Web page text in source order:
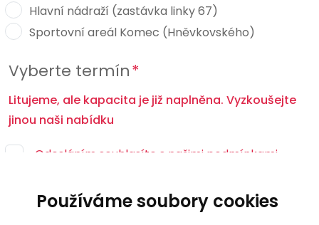
Používáme soubory cookies
Hlavní nádraží (zastávka linky 67)
Sportovní areál Komec (Hněvkovského)
Vyberte termín
Litujeme, ale kapacita je již naplněna. Vyzkoušejte
jinou naši nabídku
Odesláním souhlasíte s našimi podmínkami